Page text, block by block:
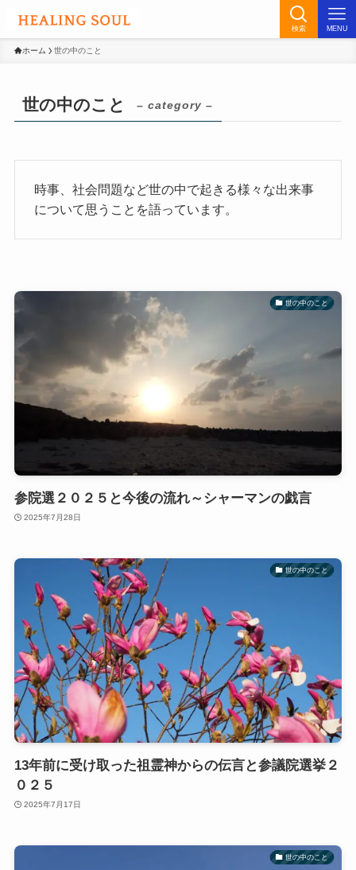
検索 MENU
ホーム 世の中のこと
世の中のこと – category –
時事、社会問題など世の中で起きる様々な出来事
について思うことを語っています。
世の中のこと
参院選２０２５と今後の流れ～シャーマンの戯言
2025年7月28日
世の中のこと
13年前に受け取った祖霊神からの伝言と参議院選挙２
０２５
2025年7月17日
世の中のこと